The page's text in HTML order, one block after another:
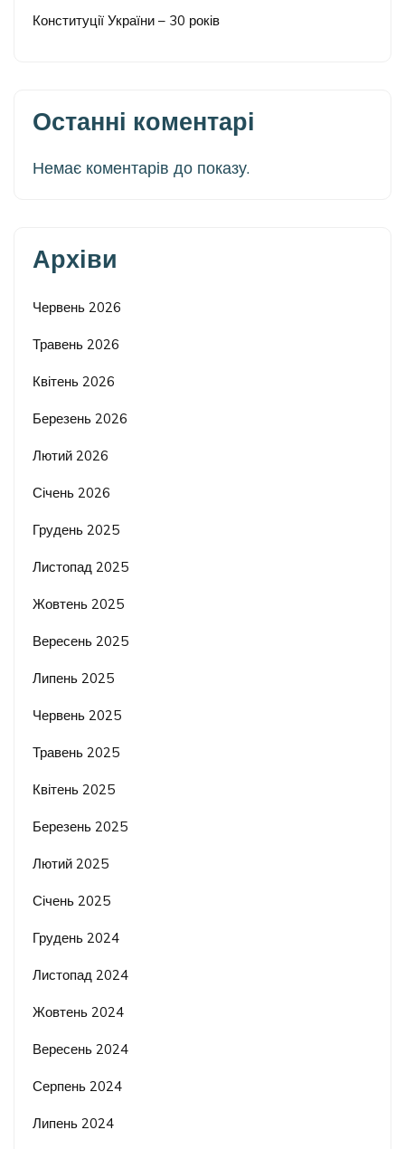
Конституції України – 30 років
Останні коментарі
Немає коментарів до показу.
Архіви
Червень 2026
Травень 2026
Квітень 2026
Березень 2026
Лютий 2026
Січень 2026
Грудень 2025
Листопад 2025
Жовтень 2025
Вересень 2025
Липень 2025
Червень 2025
Травень 2025
Квітень 2025
Березень 2025
Лютий 2025
Січень 2025
Грудень 2024
Листопад 2024
Жовтень 2024
Вересень 2024
Серпень 2024
Липень 2024